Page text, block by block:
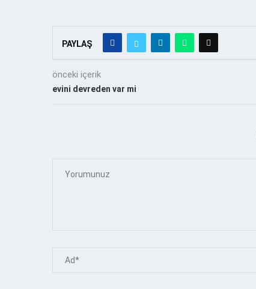
PAYLAŞ
önceki içerik
evini devreden var mi